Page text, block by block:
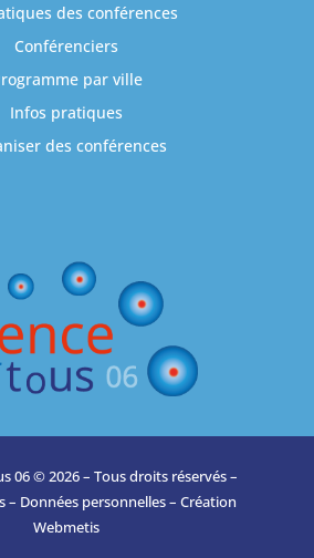
des conférences
Conférenciers
par ville
Infos pratiques
des conférences
06 © 2026 – Tous droits réservés –
– Données personnelles– Création
Webmetis